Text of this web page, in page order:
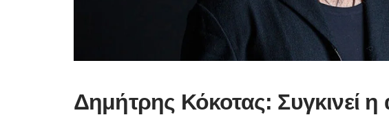
Δημήτρης Κόκοτας: Συγκινεί